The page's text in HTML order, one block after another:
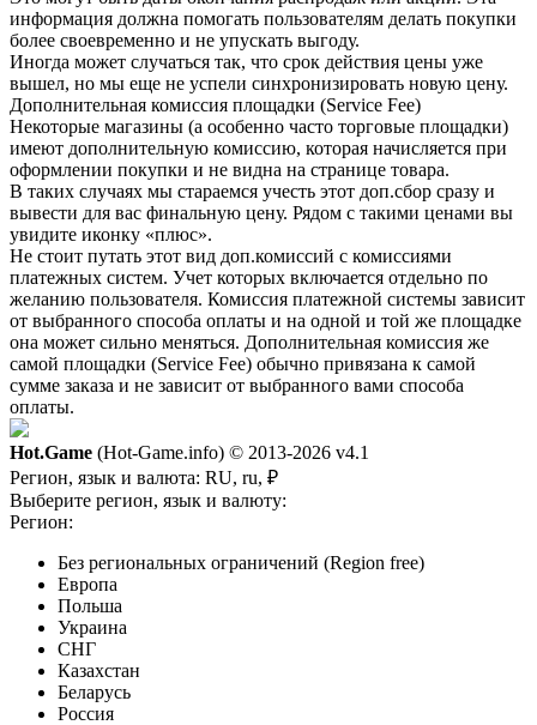
информация должна помогать пользователям делать покупки
более своевременно и не упускать выгоду.
Иногда может случаться так, что срок действия цены уже
вышел, но мы еще не успели синхронизировать новую цену.
Дополнительная комиссия площадки (Service Fee)
Некоторые магазины (а особенно часто торговые площадки)
имеют дополнительную комиссию, которая начисляется при
оформлении покупки и не видна на странице товара.
В таких случаях мы стараемся учесть этот доп.сбор сразу и
вывести для вас финальную цену. Рядом с такими ценами вы
увидите иконку «плюс».
Не стоит путать этот вид доп.комиссий с комиссиями
платежных систем. Учет которых включается отдельно по
желанию пользователя. Комиссия платежной системы зависит
от выбранного способа оплаты и на одной и той же площадке
она может сильно меняться. Дополнительная комиссия же
самой площадки (Service Fee) обычно привязана к самой
сумме заказа и не зависит от выбранного вами способа
оплаты.
Hot.Game (Hot-Game.info) © 2013-2026 v4.1
Регион, язык и валюта: RU, ru, ₽
Выберите регион, язык и валюту:
Регион:
Без региональных ограничений (Region free)
Европа
Польша
Украина
СНГ
Казахстан
Беларусь
Россия